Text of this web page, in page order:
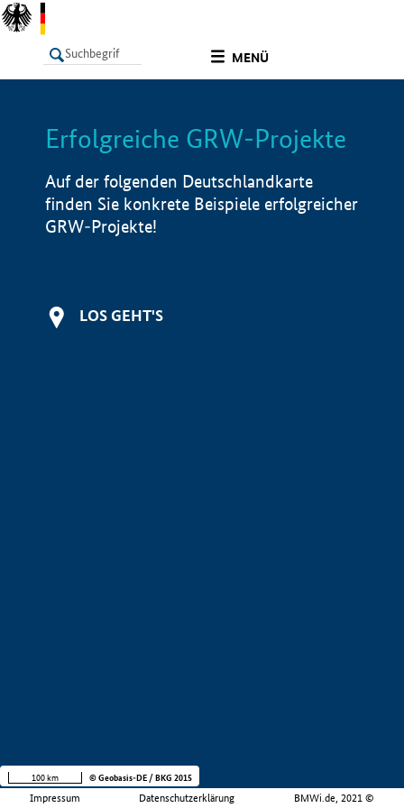
MENÜ
LISTE Info
Erfolgreiche GRW-Projekte
Auf der folgenden Deutschlandkarte
finden Sie konkrete Beispiele erfolgreicher
GRW-Projekte!
LOS GEHT'S
Impressum Datenschutzerklärung BMWi.de, 2021 ©
100 km © Geobasis-DE / BKG 2015